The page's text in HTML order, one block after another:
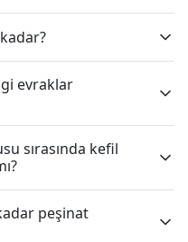
evraklar
sırasında kefil
peşinat